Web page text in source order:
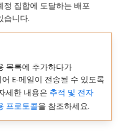
정 집합에 도달하는 배포
습니다.
목록에 추가하다가
E-메일이 전송될 수 있도록
세한 내용은 추적 및 전자
프로토콜을 참조하세요.